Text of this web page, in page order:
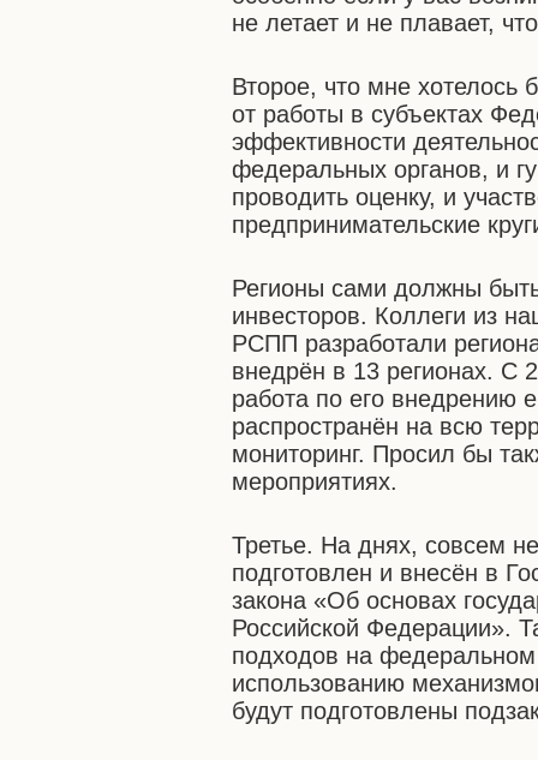
не летает и не плавает,
Второе, что мне хотелось
от работы в субъектах
эффективности
федеральных органов, и
проводить оценку, и
предпринимательские
Регионы сами должны
инвесторов. Коллеги из
РСПП разработали
внедрён в 13 регионах. С
работа по его внедрению
распространён на всю
мониторинг. Просил бы
мероприятиях.
Третье. На днях, совсем
подготовлен и внесён в
закона «Об основах
Российской Федерации».
подходов на
использованию
будут подготовлены